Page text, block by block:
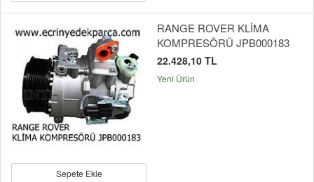
Sepete Ekle
RANGE ROVER KLİMA
KOMPRESÖRÜ JPB000183
22.428,10 TL
Yeni Ürün